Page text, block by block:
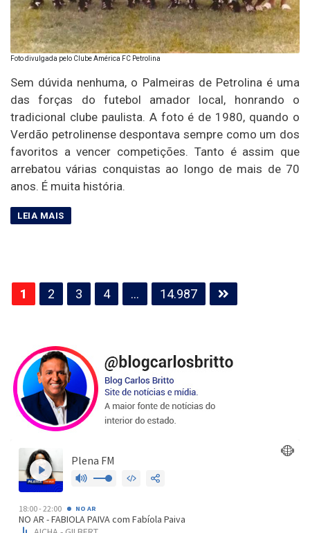
Foto divulgada pelo Clube América FC Petrolina
Sem dúvida nenhuma, o Palmeiras de Petrolina é uma
das forças do futebol amador local, honrando o
tradicional clube paulista. A foto é de 1980, quando o
Verdão petrolinense despontava sempre como um dos
favoritos a vencer competições. Tanto é assim que
arrebatou várias conquistas ao longo de mais de 70
anos. É muita história.
Paginação
de
1 2 3 4 … 14.987